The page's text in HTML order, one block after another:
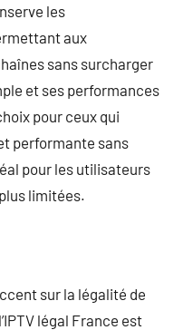
les
aux
sans surcharger
et ses performances
pour ceux qui
performante sans
pour les utilisateurs
limitées.
sur la légalité de
légal France est